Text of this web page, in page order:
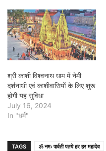
श्री काशी विश्वनाथ धाम में नेमी
दर्शनाथी एवं काशीवासियों के लिए शुरू
होगी यह सुविधा
July 16, 2024
In "धर्म"
TAGS ॐ नमः पार्वती पतये हर हर महादेव